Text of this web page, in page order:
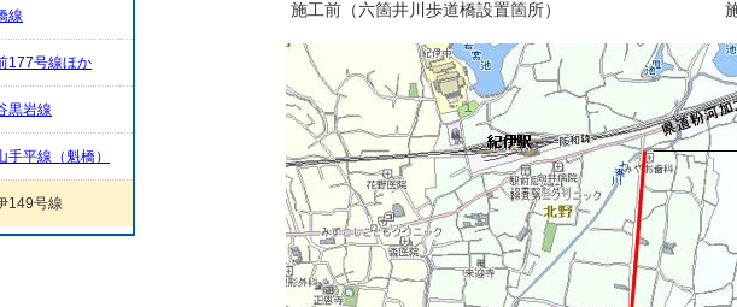
施工前（六箇井川歩道橋設置箇所） 施工後（
線
号線ほか
黒岩線
平線（魁橋）
号線